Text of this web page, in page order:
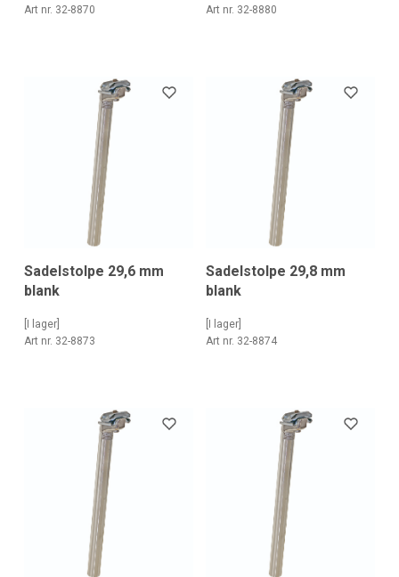
Art nr. 32-8870
Art nr. 32-8880
Sadelstolpe 29,6 mm
blank
[I lager]
Art nr. 32-8873
Sadelstolpe 29,8 mm
blank
[I lager]
Art nr. 32-8874